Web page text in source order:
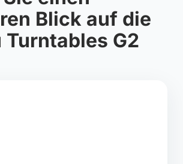
Blick auf die
G2